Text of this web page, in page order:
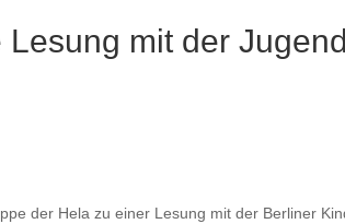
mit der
der Hela zu einer Lesung mit der Berliner